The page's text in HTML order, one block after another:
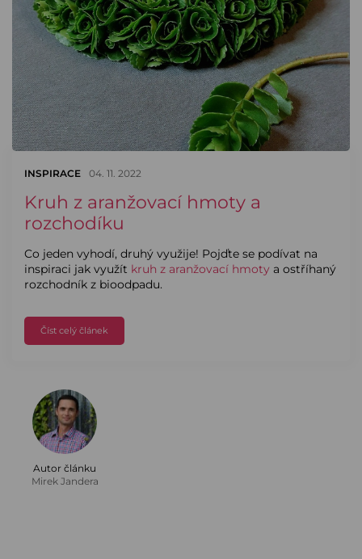
INSPIRACE 04. 11. 2022
Kruh z aranžovací hmoty a
rozchodíku
Co jeden vyhodí, druhý využije! Pojďte se podívat na
inspiraci jak využít kruh z aranžovací hmoty a ostříhaný
rozchodník z bioodpadu.
Číst celý článek
Autor článku
Mirek Jandera